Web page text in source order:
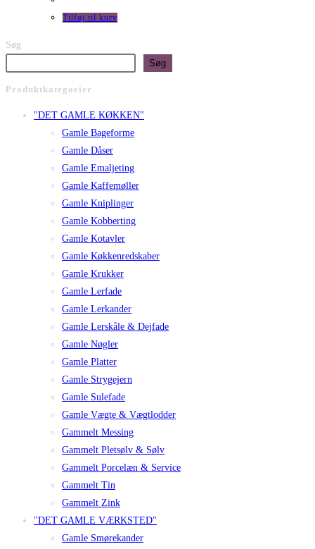
var:
Tilføj til kurv
Søg
Søg
Produktkategorier
"DET GAMLE KØKKEN"
Gamle Bageforme
Gamle Dåser
Gamle Emaljeting
Gamle Kaffemøller
Gamle Kniplinger
Gamle Kobberting
Gamle Kotavler
Gamle Køkkenredskaber
Gamle Krukker
Gamle Lerfade
Gamle Lerkander
Gamle Lerskåle & Dejfade
Gamle Nøgler
Gamle Platter
Gamle Strygejern
Gamle Sulefade
Gamle Vægte & Vægtlodder
Gammelt Messing
Gammelt Pletsølv & Sølv
Gammelt Porcelæn & Service
Gammelt Tin
Gammelt Zink
"DET GAMLE VÆRKSTED"
Gamle Smørekander